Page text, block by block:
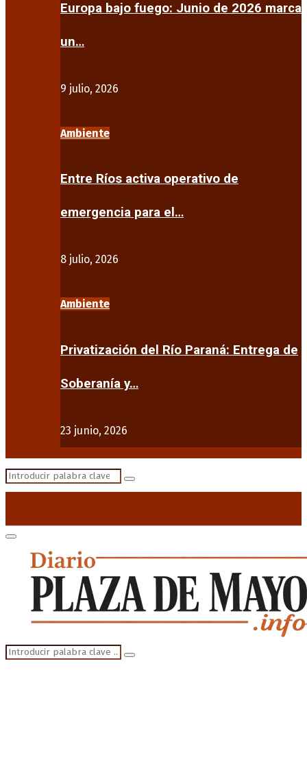
Europa bajo fuego: Junio de 2026 marca
un…
9 julio, 2026
Ambiente
Entre Ríos activa operativo de
emergencia para el…
8 julio, 2026
Ambiente
Privatización del Río Paraná: Entrega de
Soberanía y…
23 junio, 2026
Search
Search
Primary
Menu
Search
for:
Search